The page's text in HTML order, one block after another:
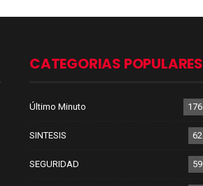
CATEGORIAS POPULARES
Último Minuto 176
SINTESIS 62
SEGURIDAD 59